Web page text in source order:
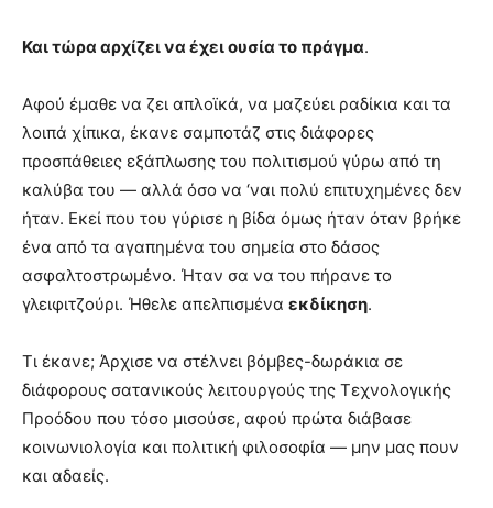
Και τώρα αρχίζει να έχει ουσία το πράγμα.
Αφού έμαθε να ζει απλοϊκά, να μαζεύει ραδίκια και τα
λοιπά χίπικα, έκανε σαμποτάζ στις διάφορες
προσπάθειες εξάπλωσης του πολιτισμού γύρω από τη
καλύβα του — αλλά όσο να ‘ναι πολύ επιτυχημένες δεν
ήταν. Εκεί που του γύρισε η βίδα όμως ήταν όταν βρήκε
ένα από τα αγαπημένα του σημεία στο δάσος
ασφαλτοστρωμένο. Ήταν σα να του πήρανε το
γλειφιτζούρι. Ήθελε απελπισμένα εκδίκηση.
Τι έκανε; Άρχισε να στέλνει βόμβες-δωράκια σε
διάφορους σατανικούς λειτουργούς της Τεχνολογικής
Προόδου που τόσο μισούσε, αφού πρώτα διάβασε
κοινωνιολογία και πολιτική φιλοσοφία — μην μας πουν
και αδαείς.